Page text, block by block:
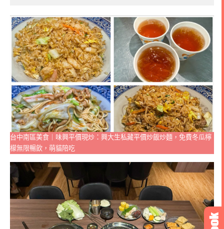
台中南區美食｜味興平價現炒：興大生私藏平價炒飯炒麵，免費冬瓜檸
檬無限暢飲，萌貓陪吃